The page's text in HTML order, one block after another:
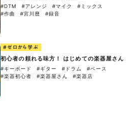
#DTM #アレンジ #マイク
#ミックス
#作曲
#宮川麿 #録音
#ゼロから学ぶ
初心者の頼れる味方！ はじめての楽器屋さん
#キーボード #ギター #ドラム
#ベース
#楽器初心者
#楽器屋さん #楽器店